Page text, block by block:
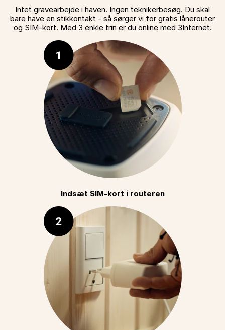
Intet gravearbejde i haven. Ingen teknikerbesøg. Du skal
bare have en stikkontakt - så sørger vi for gratis lånerouter
og SIM-kort. Med 3 enkle trin er du online med 3Internet.
Indsæt SIM-kort i routeren